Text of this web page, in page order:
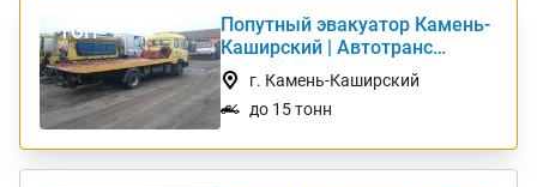
ТОП
Попутный эвакуатор Камень-
Каширский | Автотранс
Интернешнл
г. Камень-Каширский
до 15 тонн